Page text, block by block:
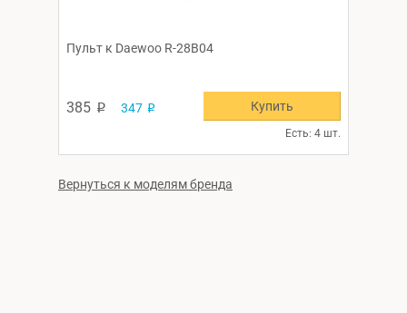
Пульт к Daewoo R-28B04
385 p 347 p
Есть: 4 шт.
Купить
Вернуться к моделям бренда